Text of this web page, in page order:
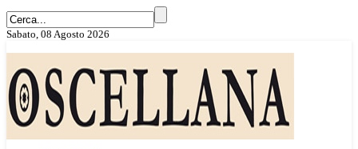
Sabato, 08 Agosto 2026